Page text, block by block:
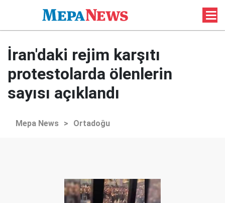
İran'daki rejim karşıtı
protestolarda ölenlerin
sayısı açıklandı
Mepa News > Ortadoğu